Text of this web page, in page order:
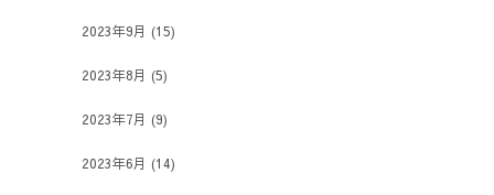
2023年9月 (15)
2023年8月 (5)
2023年7月 (9)
2023年6月 (14)